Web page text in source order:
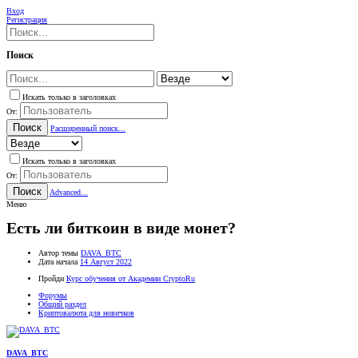
Вход
Регистрация
Поиск
Искать только в заголовках
От:
Поиск Расширенный поиск...
Искать только в заголовках
От:
Поиск
Advanced...
Меню
Есть ли биткоин в виде монет?
Автор темы DAVA_BTC
Дата начала 14 Август 2022
Пройди Курс обучения от Академии CryptoRu
Форумы
Общий раздел
Криптовалюта для новичков
DAVA_BTC